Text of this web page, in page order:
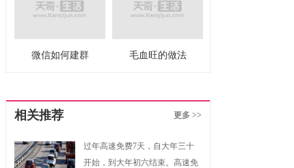
微信如何建群 毛血旺的做法
相关推荐 更多 >>
过年高速免费7天，自大年三十
开始，到大年初六结束。高速免